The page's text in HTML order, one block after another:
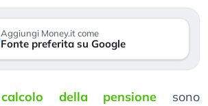
Aggiungi Money.it come
Fonte preferita su Google
calcolo della pensione sono